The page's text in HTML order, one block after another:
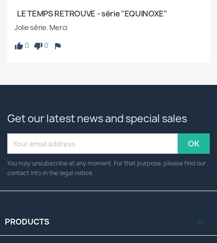
  LE TEMPS RETROUVE - série "EQUINOXE"
Jolie série. Merci
0
0
Get our latest news and special sales
You may unsubscribe at any moment. For that purpose, please find our
contact info in the legal notice.
PRODUCTS 